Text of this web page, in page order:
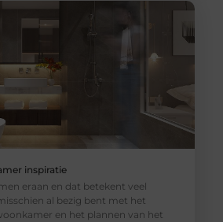
inspiratie
eraan en dat betekent veel
al bezig bent met het
en het plannen van het